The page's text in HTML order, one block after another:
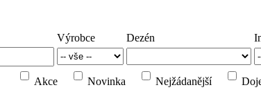
Výrobce Dezén
Akce Novinka Nejžádanější